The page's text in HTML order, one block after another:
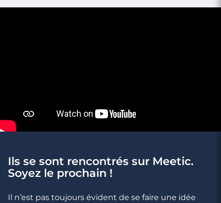
Ils se sont rencontrés sur Meetic.
Soyez le prochain !
Il n’est pas toujours évident de se faire une idée